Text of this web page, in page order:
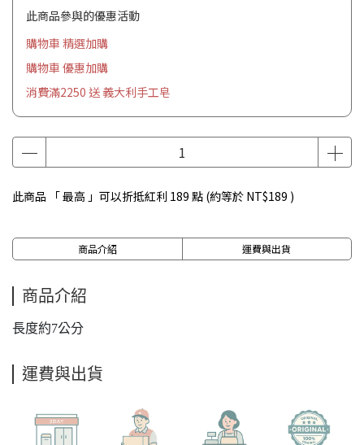
此商品參與的優惠活動
購物車 精選加購
購物車 優惠加購
消費滿2250 送 義大利手工皂
此商品 「 最高 」可以折抵紅利 189 點 (約等於 NT$189 )
商品介紹 運費與出貨
商品介紹
長度約7公分
運費與出貨